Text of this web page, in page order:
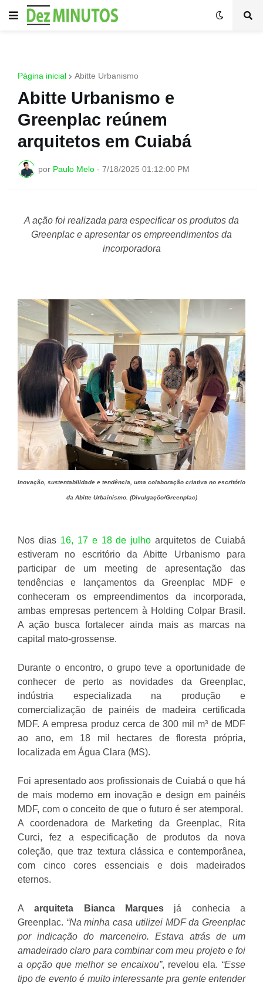
Página inicial Abitte Urbanismo
Abitte Urbanismo e
Greenplac reúnem
arquitetos em Cuiabá
por Paulo Melo - 7/18/2025 01:12:00 PM
A ação foi realizada para especificar os produtos da
Greenplac e apresentar os empreendimentos da
incorporadora
Inovação, sustentabilidade e tendência, uma colaboração criativa no escritório
da Abitte Urbainismo. (Divulgaçõo/Greenplac)
Nos dias 16, 17 e 18 de julho arquitetos de Cuiabá
estiveram no escritório da Abitte Urbanismo para
participar de um meeting de apresentação das
tendências e lançamentos da Greenplac MDF e
conheceram os empreendimentos da incorporada,
ambas empresas pertencem à Holding Colpar Brasil.
A ação busca fortalecer ainda mais as marcas na
capital mato-grossense.
Durante o encontro, o grupo teve a oportunidade de
conhecer de perto as novidades da Greenplac,
indústria especializada na produção e
comercialização de painéis de madeira certificada
MDF. A empresa produz cerca de 300 mil m³ de MDF
ao ano, em 18 mil hectares de floresta própria,
localizada em Água Clara (MS).
Foi apresentado aos profissionais de Cuiabá o que há
de mais moderno em inovação e design em painéis
MDF, com o conceito de que o futuro é ser atemporal.
A coordenadora de Marketing da Greenplac, Rita
Curci, fez a especificação de produtos da nova
coleção, que traz textura clássica e contemporânea,
com cinco cores essenciais e dois madeirados
eternos.
Aarquiteta Bianca Marques já conhecia a
Greenplac. “Na minha casa utilizei MDF da Greenplac
por indicação do marceneiro. Estava atrás de um
amadeirado claro para combinar com meu projeto e foi
a opção que melhor se encaixou”, revelou ela. “Esse
tipo de evento é muito interessante pra gente entender